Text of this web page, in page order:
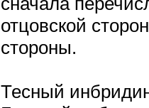
отцовской
стороны.
Тесный